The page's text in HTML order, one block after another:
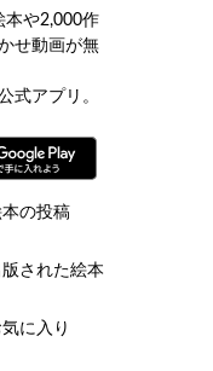
本や2,000作
せ動画が無
式アプリ。
の投稿
された絵本
気に入り